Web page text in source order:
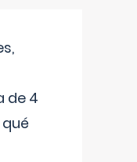
de 4